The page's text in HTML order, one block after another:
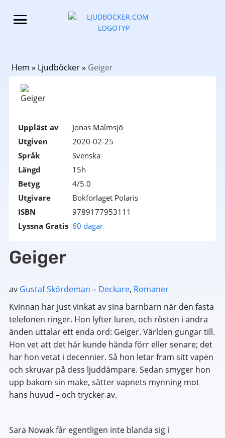
Hem » Ljudböcker» Geiger
Uppläst av
Jonas Malmsjö
Utgiven
2020-02-25
Språk
Svenska
Längd
15h
Betyg
4/5.0
Utgivare
Bokförlaget Polaris
ISBN
9789177953111
Lyssna Gratis 60 dagar
Geiger
av Gustaf Skördeman – Deckare, Romaner
Kvinnan har just vinkat av sina barnbarn när den fasta
telefonen ringer. Hon lyfter luren, och rösten i andra
änden uttalar ett enda ord: Geiger. Världen gungar till.
Hon vet att det här kunde hända förr eller senare; det
har hon vetat i decennier. Så hon letar fram sitt vapen
och skruvar på dess ljuddämpare. Sedan smyger hon
upp bakom sin make, sätter vapnets mynning mot
hans huvud – och trycker av.
Sara Nowak får egentligen inte blanda sig i